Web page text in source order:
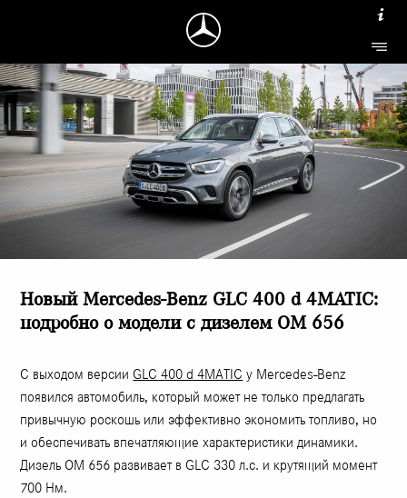
Новый Mercedes-Benz GLC 400 d 4MATIC:
подробно о модели с дизелем OM 656
C выходом версии GLC 400 d 4MATIC у Mercedes-Benz
появился автомобиль, который может не только предлагать
привычную роскошь или эффективно экономить топливо, но
и обеспечивать впечатляющие характеристики динамики.
Дизель OM 656 развивает в GLC 330 л.с. и крутящий момент
700 Нм.